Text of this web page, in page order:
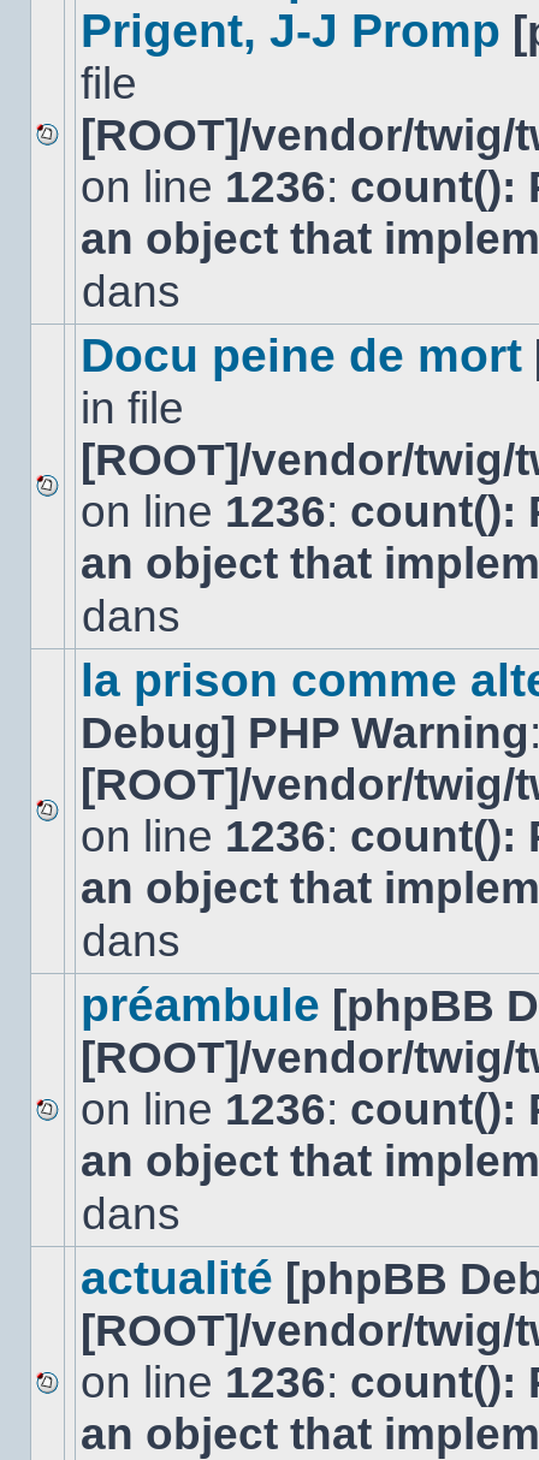
Aucun
nouveau
message
sujet.
Prigent, J-J Promp
file
[ROOT]/vendor/
on line 1236: count():
an object that
dans
Aucun
nouveau
message
non-
dans
sujet.
Docu peine de mort
in file
[ROOT]/vendor/
on line 1236: count():
an object that
dans
Aucun
nouveau
message
non-
dans
la prison comme
Debug] PHP Warning
[ROOT]/vendor/
on line 1236: count():
an object that
dans
Aucun
nouveau
message
sujet.
préambule [phpBB
[ROOT]/vendor/
on line 1236: count():
an object that
dans
Aucun
nouveau
message
actualité [phpBB
[ROOT]/vendor/
on line 1236: count():
an object that